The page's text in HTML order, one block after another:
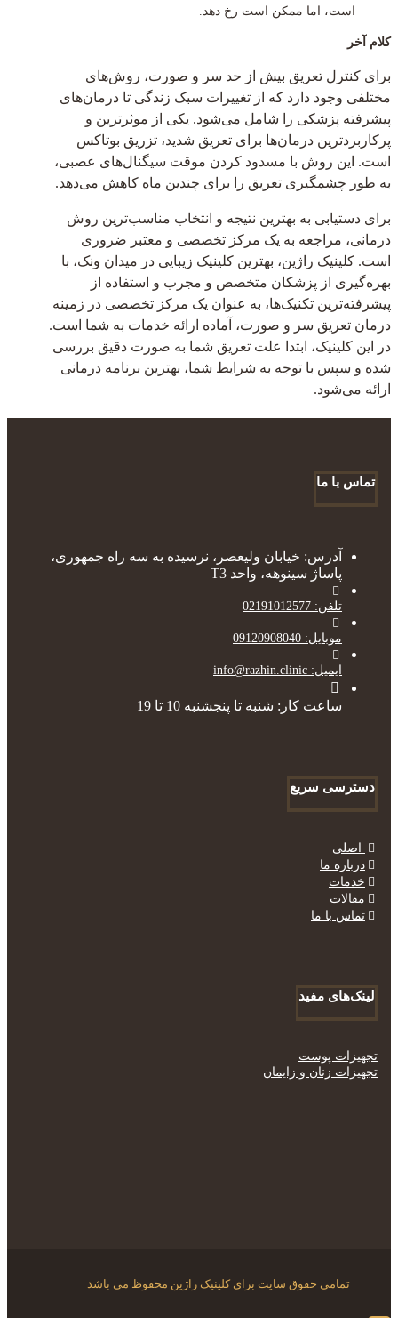
است، اما ممکن است رخ دهد.
کلام آخر
برای کنترل تعریق بیش از حد سر و صورت، روش‌های
مختلفی وجود دارد که از تغییرات سبک زندگی تا درمان‌های
پیشرفته پزشکی را شامل می‌شود. یکی از موثرترین و
پرکاربردترین درمان‌ها برای تعریق شدید، تزریق بوتاکس
است. این روش با مسدود کردن موقت سیگنال‌های عصبی،
به طور چشمگیری تعریق را برای چندین ماه کاهش می‌دهد.
برای دستیابی به بهترین نتیجه و انتخاب مناسب‌ترین روش
درمانی، مراجعه به یک مرکز تخصصی و معتبر ضروری
است. کلینیک راژین، بهترین کلینیک زیبایی در میدان ونک، با
بهره‌گیری از پزشکان متخصص و مجرب و استفاده از
پیشرفته‌ترین تکنیک‌ها، به عنوان یک مرکز تخصصی در زمینه
درمان تعریق سر و صورت، آماده ارائه خدمات به شما است.
در این کلینیک، ابتدا علت تعریق شما به صورت دقیق بررسی
شده و سپس با توجه به شرایط شما، بهترین برنامه درمانی
ارائه می‌شود.
تماس با ما
آدرس: خیابان ولیعصر، نرسیده به سه راه جمهوری،
پاساژ سینوهه، واحد T3
تلفن: 02191012577
موبایل: 09120908040
ایمیل: info@razhin.clinic
ساعت کار: شنبه تا پنجشنبه 10 تا 19
دسترسی سریع
اصلی
درباره ما
خدمات
مقالات
تماس با ما
لینک‌های مفید
تجهیزات پوست
تجهیزات زنان و زایمان
تمامی حقوق سایت برای کلینیک راژین محفوظ می باشد